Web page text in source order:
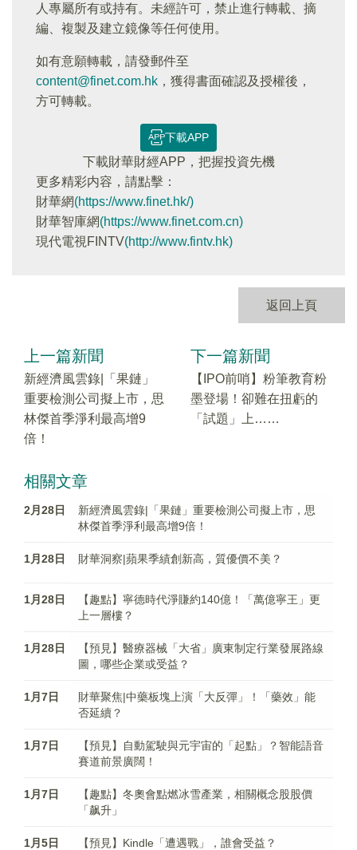
人專屬所有或持有。未經許可，禁止進行轉載、摘
編、複製及建立鏡像等任何使用。
如有意願轉載，請發郵件至
content@finet.com.hk ，獲得書面確認及授權後，
方可轉載。
下載APP
下載財華財經APP，把握投資先機
更多精彩内容，請點擊：
財華網(https://www.finet.hk/)
財華智庫網(https://www.finet.com.cn)
現代電視FINTV(http://www.fintv.hk)
返回上頁
上一篇新聞
新經濟風雲錄|「果鏈」
重要檢測公司擬上市，思
林傑首季淨利最高增9
倍！
下一篇新聞
【IPO前哨】粉筆教育粉
墨登場！卻難在扭虧的
「試題」上……
相關文章
2月28日
新經濟風雲錄|「果鏈」重要檢測公司擬上市，思
林傑首季淨利最高增9倍！
1月28日 財華洞察|蘋果季績創新高，質優價不美？
1月28日
【趣點】寧德時代淨賺約140億！「萬億寧王」更
上一層樓？
1月28日
【預見】醫療器械「大省」廣東制定行業發展路線
圖，哪些企業或受益？
1月7日
財華聚焦|中藥板塊上演「大反彈」！「藥效」能
否延續？
1月7日
【預見】自動駕駛與元宇宙的「起點」？智能語音
賽道前景廣闊！
1月7日
【趣點】冬奧會點燃冰雪產業，相關概念股股價
「飙升」
1月5日 【預見】Kindle「遭遇戰」，誰會受益？